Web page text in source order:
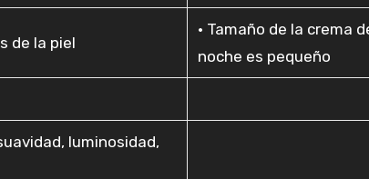
de la piel
• Tamaño de la crema
noche es pequeño
luminosidad,